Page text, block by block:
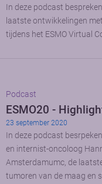
In deze podcast
laatste ontwikkelingen
tijdens het ESMO Virtual
Podcast
ESMO20 -
23 september 2020
In deze podcast
en internist-oncoloog
Amsterdamumc, de
tumoren van de maag en